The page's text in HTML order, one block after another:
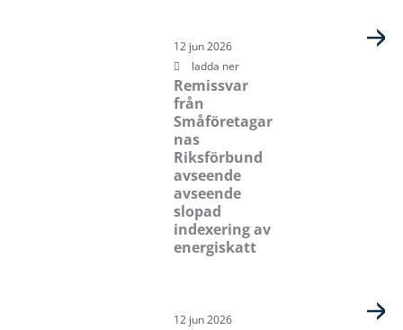
12 jun 2026
ladda ner
Remissvar
från
Småföretagar
nas
Riksförbund
avseende
avseende
slopad
indexering av
energiskatt
12 jun 2026